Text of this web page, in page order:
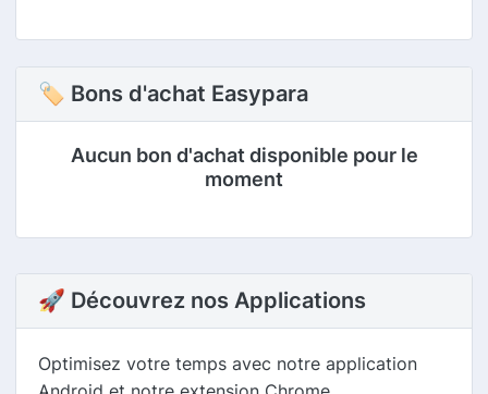
🏷 Bons d'achat Easypara
Aucun bon d'achat disponible pour le
moment
🚀 Découvrez nos Applications
Optimisez votre temps avec notre application